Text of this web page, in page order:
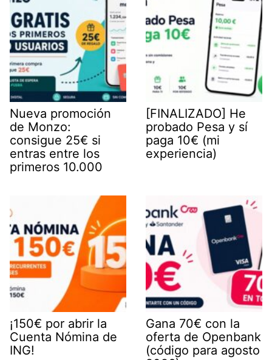
Nueva promoción
de Monzo:
consigue 25€ si
entras entre los
primeros 10.000
[FINALIZADO] He
probado Pesa y sí
paga 10€ (mi
experiencia)
¡150€ por abrir la
Cuenta Nómina de
ING!
Gana 70€ con la
oferta de Openbank
(código para agosto